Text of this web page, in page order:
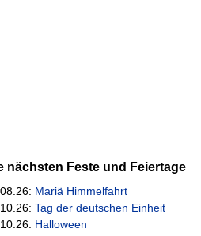
nächsten Feste und Feiertage
Mariä Himmelfahrt
Tag der deutschen Einheit
Halloween